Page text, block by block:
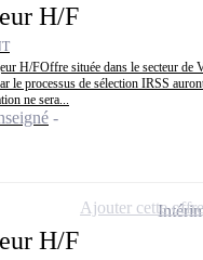
H/F
H/FOffre située dans le secteur de
le processus de sélection IRSS
ne sera...
H/F
Ajouter cette